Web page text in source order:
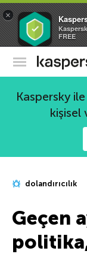
×
FREE
Kaspersky
kişisel
dolandırıcılık
Geçen
politika,